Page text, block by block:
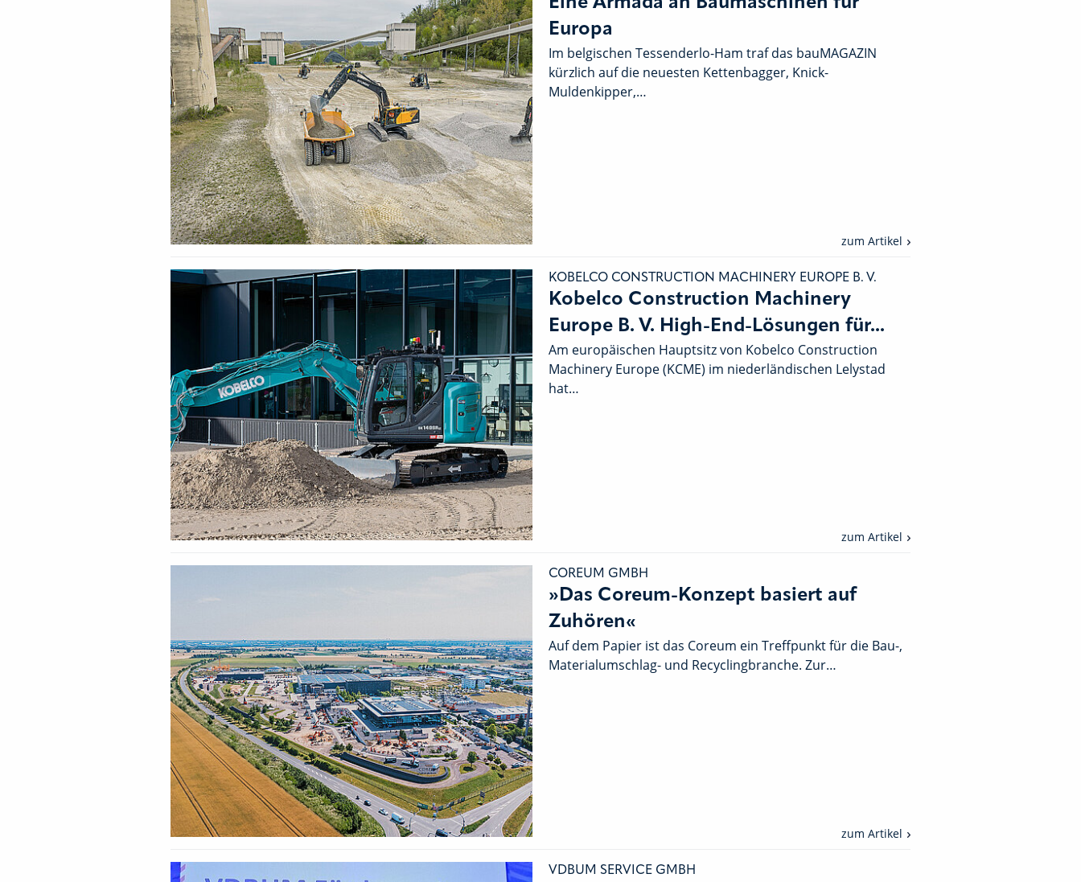
Europa
Im belgischen Tessenderlo-Ham traf das bauMAGAZIN
kürzlich auf die neuesten Kettenbagger, Knick-
Muldenkipper,…
zum Artikel
KOBELCO CONSTRUCTION MACHINERY EUROPE B. V.
Kobelco Construction Machinery
Europe B. V. High-End-Lösungen für...
Am europäischen Hauptsitz von Kobelco Construction
Machinery Europe (KCME) im niederländischen Lelystad
hat…
zum Artikel
COREUM GMBH
»Das Coreum-Konzept basiert auf
Zuhören«
Auf dem Papier ist das Coreum ein Treffpunkt für die Bau-,
Materialumschlag- und Recyclingbranche. Zur…
zum Artikel
VDBUM SERVICE GMBH